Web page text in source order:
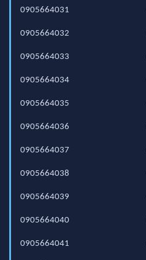
0905664031
0905664032
0905664033
0905664034
0905664035
0905664036
0905664037
0905664038
0905664039
0905664040
0905664041